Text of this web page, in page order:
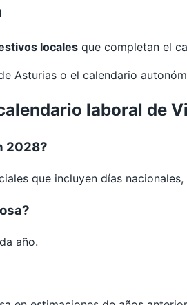
locales que completan el
Asturias o el calendario
laboral de
2028?
que incluyen días
año.